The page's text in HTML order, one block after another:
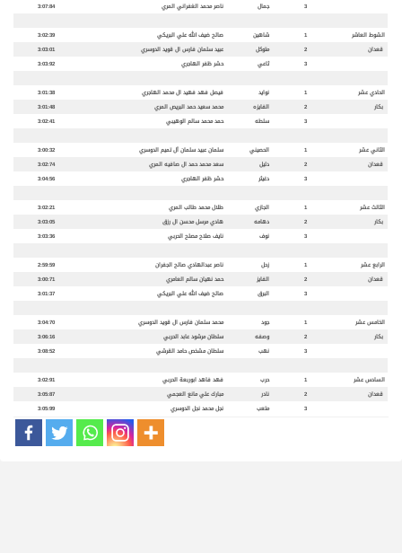
3
جمال ناصر محمد الغفراني المري 3:07:84
الشوط العاشر 1 شاهين صالح ضيف الله علي البريكي
3:02:39
قعدان
2 متوكل عبيد سلمان فارس ال قويد الدوسري
3:03:01
3
ثاعي حشر ظفر الهاجري 3:03:92
الحادي عشر 1 نوايد فيصل فهد فهيد ال محمد الهاجري
3:01:38
بكار
2 الفايزه محمد سعيد حمد البريص المري
3:01:48
3
سلطه حمد محمد سالم الوهيبي 3:02:41
الثاني عشر 1 الحصيني سلمان عبيد سلمان آل تميم الدوسري
3:00:32
قعدان
2 دليل سعد محمد حمد ال صافيه المري
3:02:74
3
دغيثر حشر ظفر الهاجري 3:04:56
الثالث عشر 1 الجازي طلال محمد طالب المري
3:02:21
بكار
2 دهامه هادي مرسل محسن ال رزق
3:03:05
3
نوف نايف صلاح مصلح الحربي 3:03:36
الرابع عشر 1 زحل ناصر عبدالهادي صالح الجفران
2:59:59
قعدان
2 الفايز حمد نهيان سالم العامري
3:00:71
3
البرق صالح ضيف الله علي البريكي 3:01:37
الخامس عشر 1 جود محمد سلمان فارس ال قويد الدوسري
3:04:70
بكار
2 وصفه سلطان مرشود عابد الحربي
3:06:16
3
نهب سلطان مشخص حامد القرشي 3:08:52
السادس عشر 1 حرب فهد فاهد ابوربعة الحربي
3:02:91
قعدان
2 نادر مبارك علي مانع العجمي
3:05:87
3
متعب نجل محمد نجل الدوسري 3:05:99